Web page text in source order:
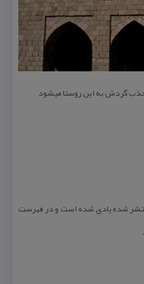
گردش به این روستا میشود
شده یادی شده است و در فهرست